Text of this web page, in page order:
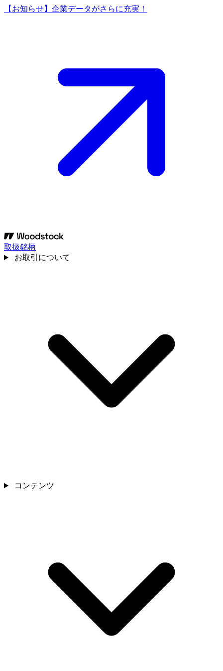
【お知らせ】企業データがさらに充実！
取扱銘柄
お取引について
コンテンツ